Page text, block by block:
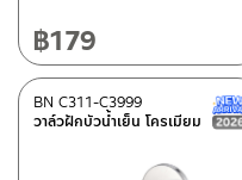
฿179
วาล์วฝักบัวน้ำเย็น โครเมียม
BN C311-C3999